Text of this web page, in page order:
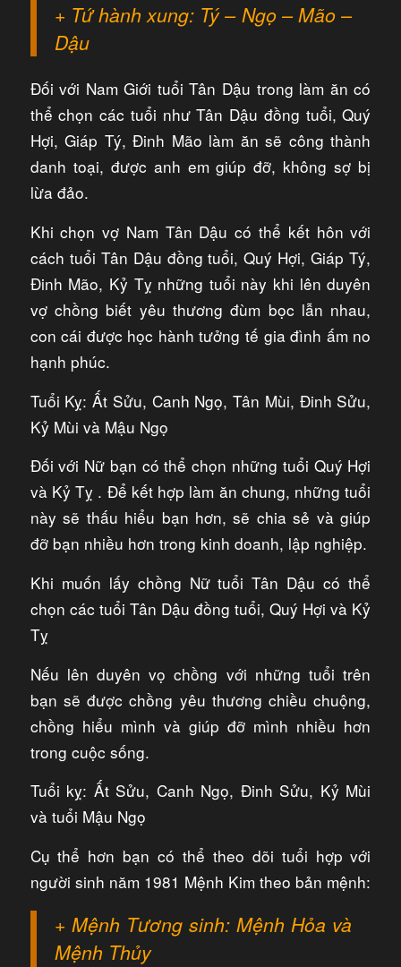
+ Tứ hành xung: Tý – Ngọ – Mão –
Dậu
Đối với Nam Giới tuổi Tân Dậu trong làm ăn có
thể chọn các tuổi như Tân Dậu đồng tuổi, Quý
Hợi, Giáp Tý, Đinh Mão làm ăn sẽ công thành
danh toại, được anh em giúp đỡ, không sợ bị
lừa đảo.
Khi chọn vợ Nam Tân Dậu có thể kết hôn với
cách tuổi Tân Dậu đồng tuổi, Quý Hợi, Giáp Tý,
Đinh Mão, Kỷ Tỵ những tuổi này khi lên duyên
vợ chồng biết yêu thương đùm bọc lẫn nhau,
con cái được học hành tưởng tế gia đình ấm no
hạnh phúc.
Tuổi Kỵ: Ất Sửu, Canh Ngọ, Tân Mùi, Đinh Sửu,
Kỷ Mùi và Mậu Ngọ
Đối với Nữ bạn có thể chọn những tuổi Quý Hợi
và Kỷ Tỵ . Để kết hợp làm ăn chung, những tuổi
này sẽ thấu hiểu bạn hơn, sẽ chia sẻ và giúp
đỡ bạn nhiều hơn trong kinh doanh, lập nghiệp.
Khi muốn lấy chồng Nữ tuổi Tân Dậu có thể
chọn các tuổi Tân Dậu đồng tuổi, Quý Hợi và Kỷ
Tỵ
Nếu lên duyên vọ chồng với những tuổi trên
bạn sẽ được chồng yêu thương chiều chuộng,
chồng hiểu mình và giúp đỡ mình nhiều hơn
trong cuộc sống.
Tuổi kỵ: Ất Sửu, Canh Ngọ, Đinh Sửu, Kỷ Mùi
và tuổi Mậu Ngọ
Cụ thể hơn bạn có thể theo dõi tuổi hợp với
người sinh năm 1981 Mệnh Kim theo bản mệnh:
+ Mệnh Tương sinh: Mệnh Hỏa và
Mệnh Thủy